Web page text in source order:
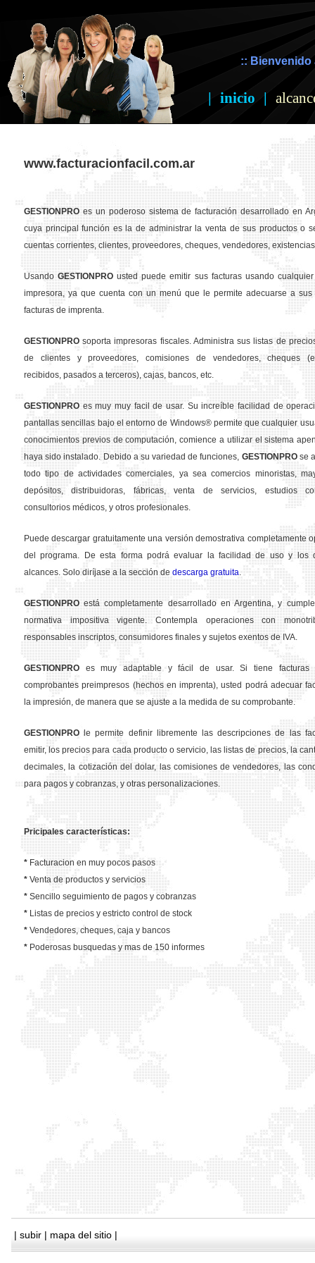
:: Bienvenido
| inicio |
www.facturacionfacil.com.ar
GESTION PRO es un poderoso sistema de facturación desarrollado en
cuya principal función es la de administrar la venta de sus productos o
cuentas corrientes, clientes, proveedores, cheques, vendedores,
Usando GESTION PRO usted puede emitir sus facturas usando
impresora, ya que cuenta con un menú que le permite adecuarse a sus
facturas de imprenta.
GESTION PRO soporta impresoras fiscales. Administra sus listas de
de clientes y proveedores, comisiones de vendedores, cheques
recibidos, pasados a terceros), cajas, bancos, etc.
GESTION PRO es muy muy facil de usar. Su increíble facilidad de
pantallas sencillas bajo el entorno de Windows® permite que cualquier
conocimientos previos de computación, comience a utilizar el sistema
haya sido instalado. Debido a su variedad de funciones, GESTION PROse
todo tipo de actividades comerciales, ya sea comercios minoristas,
depósitos, distribuidoras, fábricas, venta de servicios, estudios
consultorios médicos, y otros profesionales.
Puede descargar gratuitamente una versión demostrativa completamente
del programa. De esta forma podrá evaluar la facilidad de uso y los
alcances. Solo diríjase a la sección de descarga gratuita.
GESTION PRO está completamente desarrollado en Argentina, y
normativa impositiva vigente. Contempla operaciones con
responsables inscriptos, consumidores finales y sujetos exentos de IVA.
GESTION PRO es muy adaptable y fácil de usar. Si tiene facturas
comprobantes preimpresos (hechos en imprenta), usted podrá adecuar
la impresión, de manera que se ajuste a la medida de su comprobante.
GESTION PRO le permite definir libremente las descripciones de las
emitir, los precios para cada producto o servicio, las listas de precios, la
decimales, la cotización del dolar, las comisiones de vendedores, las
para pagos y cobranzas, y otras personalizaciones.
Pricipales características:
* Facturacion en muy pocos pasos
* Venta de productos y servicios
* Sencillo seguimiento de pagos y cobranzas
* Listas de precios y estricto control de stock
* Vendedores, cheques, caja y bancos
* Poderosas busquedas y mas de 150 informes
| subir | mapa del sitio |